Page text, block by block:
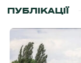
ПУБЛІКАЦІЇ